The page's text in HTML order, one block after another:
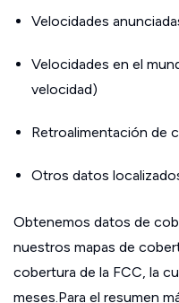
Velocidades
Velocidades en el
velocidad)
Retroalimentación de
Otros datos
Obtenemos datos de
nuestros mapas de
cobertura de la FCC, la
meses.Para el resumen